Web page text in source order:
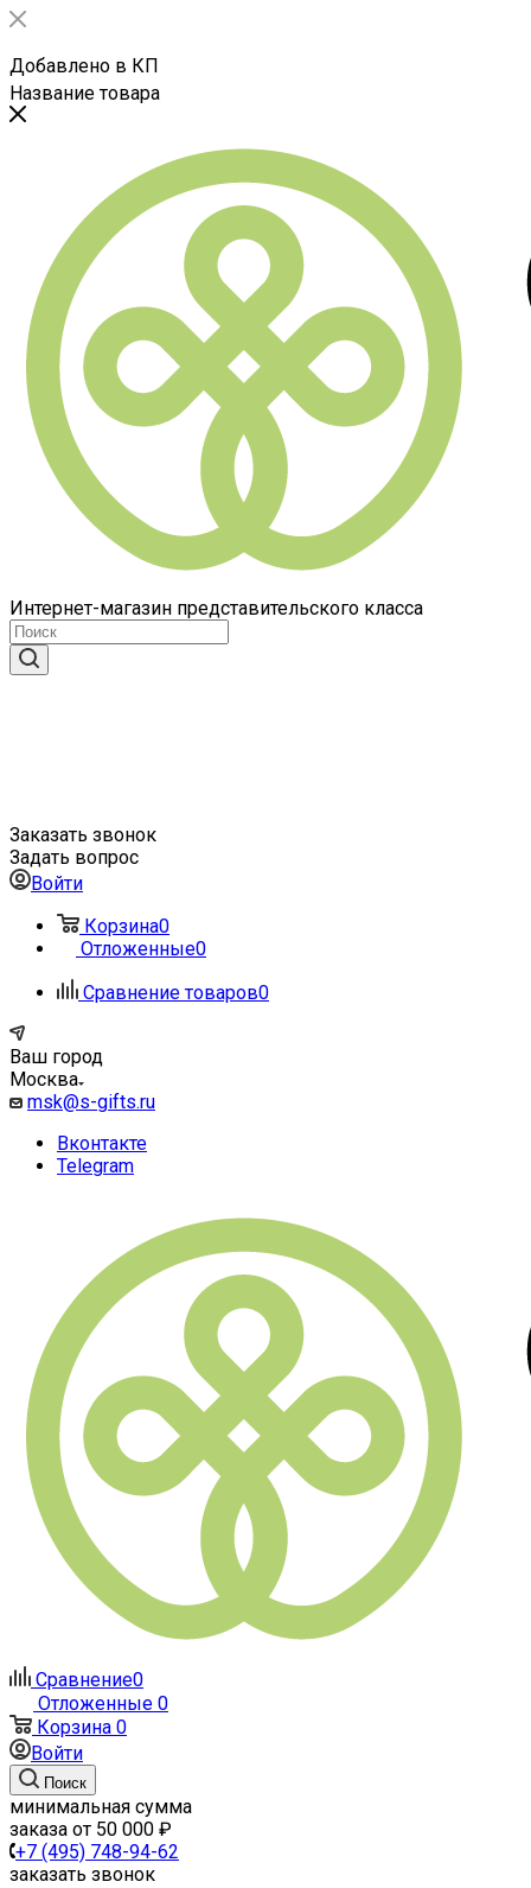
Добавлено в КП
Название товара
Интернет-магазин представительского класса
Заказать звонок
Задать вопрос
Войти
Корзина0
Отложенные0
Сравнение товаров0
Ваш город
Москва
msk@s-gifts.ru
Вконтакте
Telegram
Сравнение0
Отложенные 0
Корзина 0
Войти
Поиск
минимальная сумма
заказа от 50 000 ₽
+7 (495) 748-94-62
заказать звонок